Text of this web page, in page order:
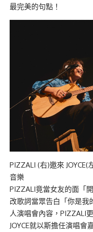
最完美的句點！
PIZZALI (右)邀來
音樂
PIZZALI竟當女友的面「
改歌詞當眾告白「你是我
人演唱會內容，PIZZALI
JOYCE就以斯擔任演唱